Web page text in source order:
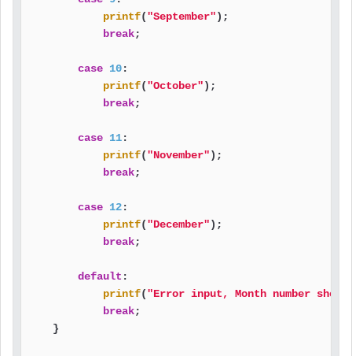
printf("September");
break;
case 10:
printf("October");
break;
case 11:
printf("November");
break;
case 12:
printf("December");
break;
default :
printf("Error input, Month number
break;
    }